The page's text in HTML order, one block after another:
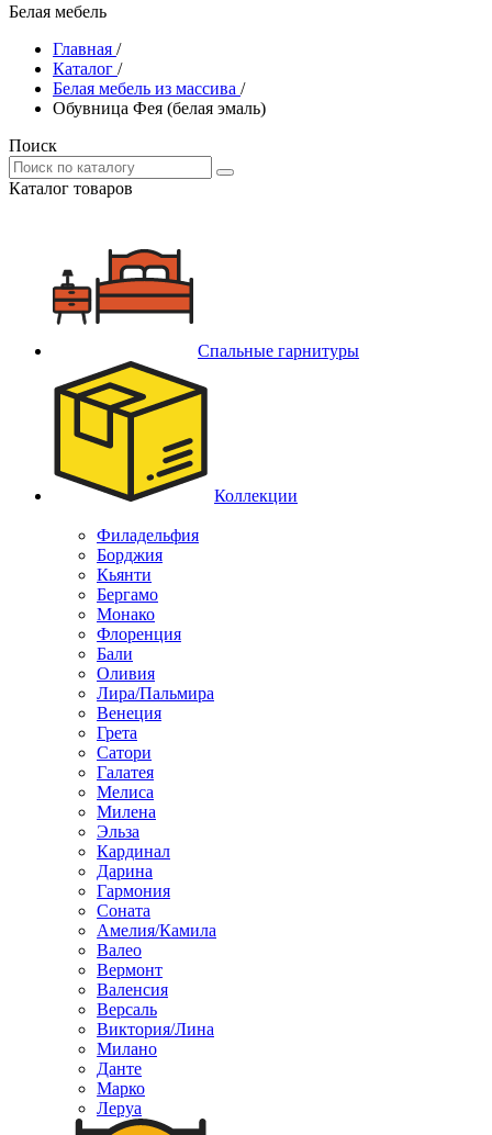
Белая мебель
Главная /
Каталог /
Белая мебель из массива /
Обувница Фея (белая эмаль)
Поиск
Каталог товаров
Спальные гарнитуры
Коллекции
Филадельфия
Борджия
Кьянти
Бергамо
Монако
Флоренция
Бали
Оливия
Лира/Пальмира
Венеция
Грета
Сатори
Галатея
Мелиса
Милена
Эльза
Кардинал
Дарина
Гармония
Соната
Амелия/Камила
Валео
Вермонт
Валенсия
Версаль
Виктория/Лина
Милано
Данте
Марко
Леруа